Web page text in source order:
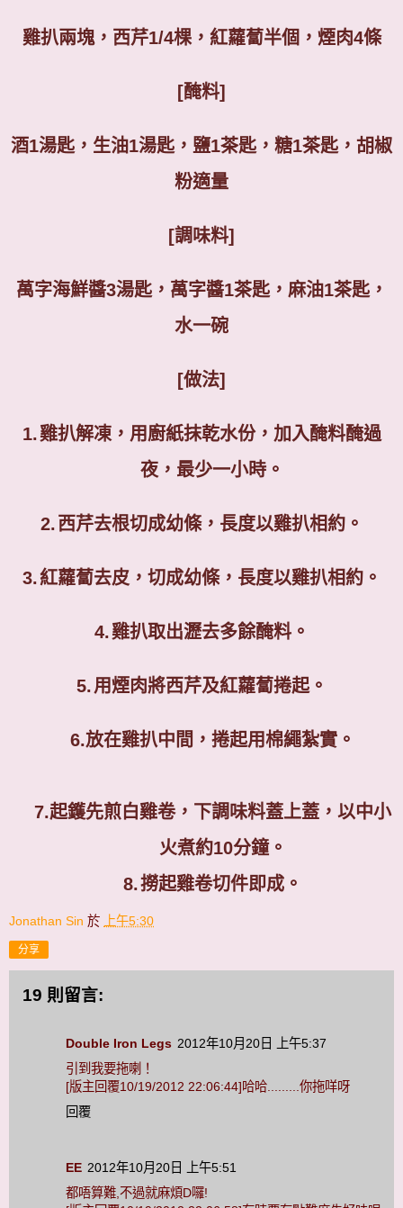
雞扒兩塊，西芹1/4棵，紅蘿蔔半個，煙肉4條
[醃料]
酒1湯匙，生油1湯匙，鹽1茶匙，糖1茶匙，胡椒
粉適量
[調味料]
萬字海鮮醬3湯匙，萬字醬1茶匙，麻油1茶匙，
水一碗
[做法]
1.雞扒解凍，用廚紙抹乾水份，加入醃料醃過
夜，最少一小時。
2. 西芹去根切成幼條，長度以雞扒相約。
3.紅蘿蔔去皮，切成幼條，長度以雞扒相約。
4.雞扒取出瀝去多餘醃料。
5.用煙肉將西芹及紅蘿蔔捲起。
6.放在雞扒中間，捲起用棉繩紮實。
7.起鑊先煎白雞卷，下調味料蓋上蓋，以中小
火煮約10分鐘。
8.撈起雞卷切件即成。
Jonathan Sin 於 上午5:30
分享
19 則留言:
Double Iron Legs 2012年10月20日 上午5:37
引到我要拖喇！
[版主回覆10/19/2012 22:06:44]哈哈.........你拖咩呀
回覆
EE 2012年10月20日 上午5:51
都唔算難,不過就麻煩D囉!